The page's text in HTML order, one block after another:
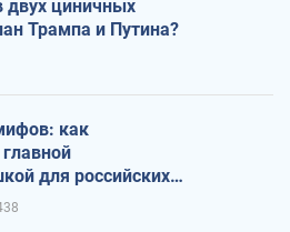
двух циничных
Трампа и Путина?
как
для российских